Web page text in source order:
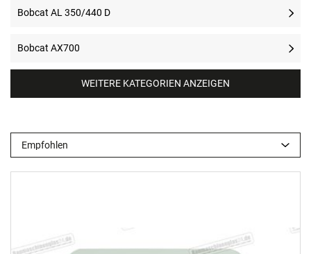
Bobcat AL 350/440 D
Bobcat AX700
WEITERE KATEGORIEN ANZEIGEN